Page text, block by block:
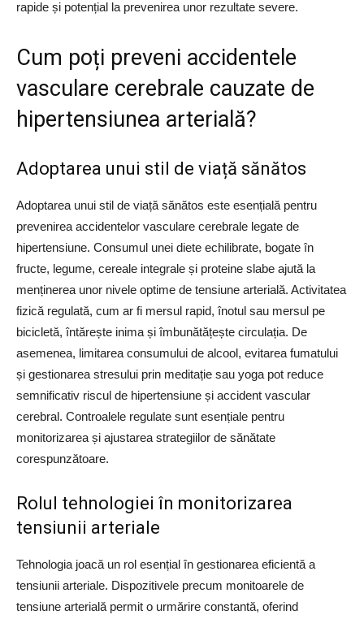
rapide și potențial la prevenirea unor rezultate severe.
Cum poți preveni accidentele
vasculare cerebrale cauzate de
hipertensiunea arterială?
Adoptarea unui stil de viață sănătos
Adoptarea unui stil de viață sănătos este esențială pentru
prevenirea accidentelor vasculare cerebrale legate de
hipertensiune. Consumul unei diete echilibrate, bogate în
fructe, legume, cereale integrale și proteine slabe ajută la
menținerea unor nivele optime de tensiune arterială. Activitatea
fizică regulată, cum ar fi mersul rapid, înotul sau mersul pe
bicicletă, întărește inima și îmbunătățește circulația. De
asemenea, limitarea consumului de alcool, evitarea fumatului
și gestionarea stresului prin meditație sau yoga pot reduce
semnificativ riscul de hipertensiune și accident vascular
cerebral. Controalele regulate sunt esențiale pentru
monitorizarea și ajustarea strategiilor de sănătate
corespunzătoare.
Rolul tehnologiei în monitorizarea
tensiunii arteriale
Tehnologia joacă un rol esențial în gestionarea eficientă a
tensiunii arteriale. Dispozitivele precum monitoarele de
tensiune arterială permit o urmărire constantă, oferind